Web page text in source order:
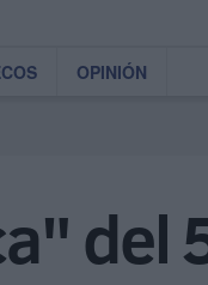
OPINIÓN
del